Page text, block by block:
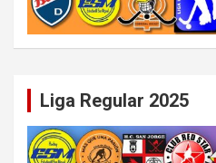
Liga Regular 2025